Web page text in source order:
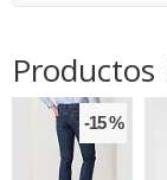
Productos
-15 %